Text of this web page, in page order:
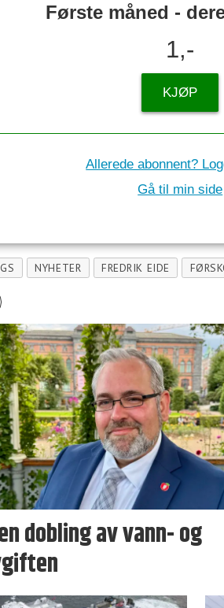
Første måned -
1,-
KJØP
Allerede abonnent?
Gå til min side
NYHETER FREDRIK EIDE
dobling av vann- og